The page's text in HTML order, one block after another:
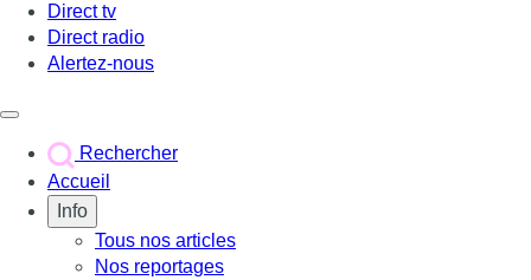
Direct tv
Direct radio
Alertez-nous
Rechercher
Accueil
Info
Tous nos articles
Nos reportages